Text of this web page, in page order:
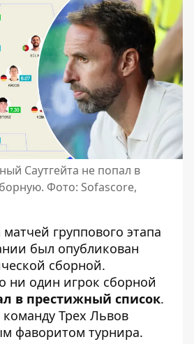
Саутгейта не попал в
Фото: Sofascore,
группового этапа
был опубликован
сборной.
ни один игрок сборной
в престижный список.
Трех Львов
фаворитом турнира.